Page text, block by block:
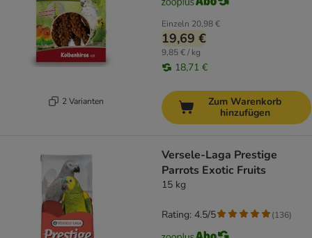
2 Varianten
Einzeln 20,98 €
19,69 €
9,85 € / kg
18,71 €
Zum Warenkorb
hinzufügen
Versele-Laga Prestige
Parrots Exotic Fruits
15 kg
Rating: 4.5/5 (136)